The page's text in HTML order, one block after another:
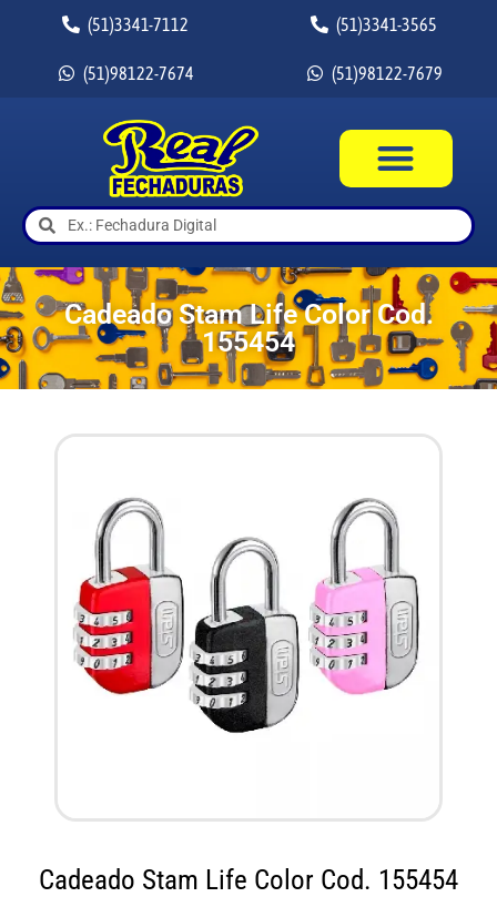
(51)3341-7112 (51)3341-3565
(51)98122-7674 (51)98122-7679
Cadeado Stam Life Color Cod.
155454
Cadeado Stam Life Color Cod. 155454